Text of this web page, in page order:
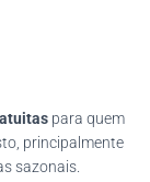
para quem
principalmente
sazonais.